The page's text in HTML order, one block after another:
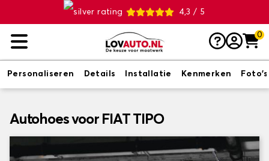
4,3 / 5
0
Personaliseren Details Installatie Kenmerken Foto's
Autohoes voor FIAT TIPO